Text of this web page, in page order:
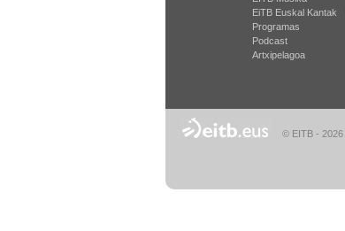
EiTB Euskal Kantak
Programas
Podcast
Artxipelagoa
© EITB - 2026